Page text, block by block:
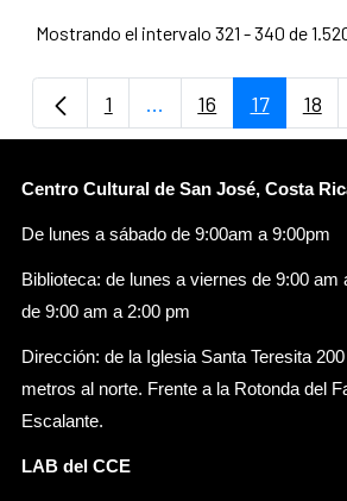
Mostrando el intervalo 321 - 340 de
Página
1 ...Páginas intermedias
Página
16 Página
17 18
Centro Cultural de San José, Costa
De lunes a sábado de 9:00am a 9:00pm
Biblioteca: de lunes a viernes de 9:00 am
de 9:00 am a 2:00 pm
Dirección: de la Iglesia Santa Teresita
metros al norte. Frente a la Rotonda del
Escalante.
LAB del CCE